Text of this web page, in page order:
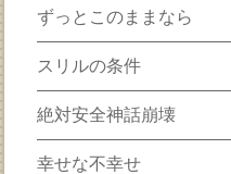
ずっとこのままなら
スリルの条件
絶対安全神話崩壊
幸せな不幸せ